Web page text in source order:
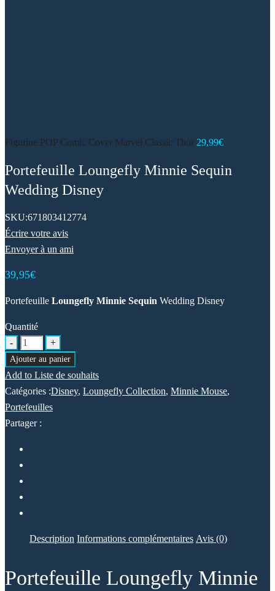
Figurine POP Comic Cover Marvel Classic Thor 29,99€
Portefeuille Loungefly Minnie Sequin
Wedding Disney
SKU:671803412774
Écrire votre avis
Envoyer à un ami
39,95€
Portefeuille Loungefly Minnie Sequin Wedding Disney
Quantité
Ajouter au panier
Add to Liste de souhaits
Catégories :Disney, Loungefly Collection, Minnie Mouse,
Portefeuilles
Partager :
Description Informations complémentaires Avis (0)
Portefeuille Loungefly Minnie